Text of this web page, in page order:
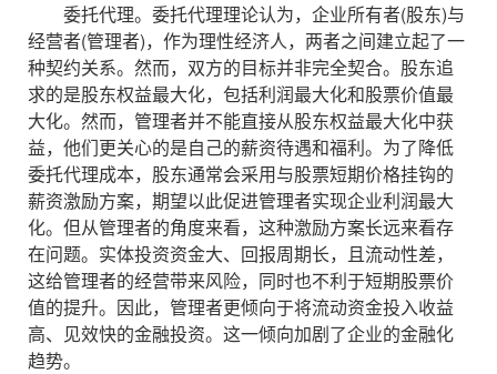
委托代理。委托代理理论认为，企业所有者(股东)与
经营者(管理者)，作为理性经济人，两者之间建立起了一
种契约关系。然而，双方的目标并非完全契合。股东追
求的是股东权益最大化，包括利润最大化和股票价值最
大化。然而，管理者并不能直接从股东权益最大化中获
益，他们更关心的是自己的薪资待遇和福利。为了降低
委托代理成本，股东通常会采用与股票短期价格挂钩的
薪资激励方案，期望以此促进管理者实现企业利润最大
化。但从管理者的角度来看，这种激励方案长远来看存
在问题。实体投资资金大、回报周期长，且流动性差，
这给管理者的经营带来风险，同时也不利于短期股票价
值的提升。因此，管理者更倾向于将流动资金投入收益
高、见效快的金融投资。这一倾向加剧了企业的金融化
趋势。